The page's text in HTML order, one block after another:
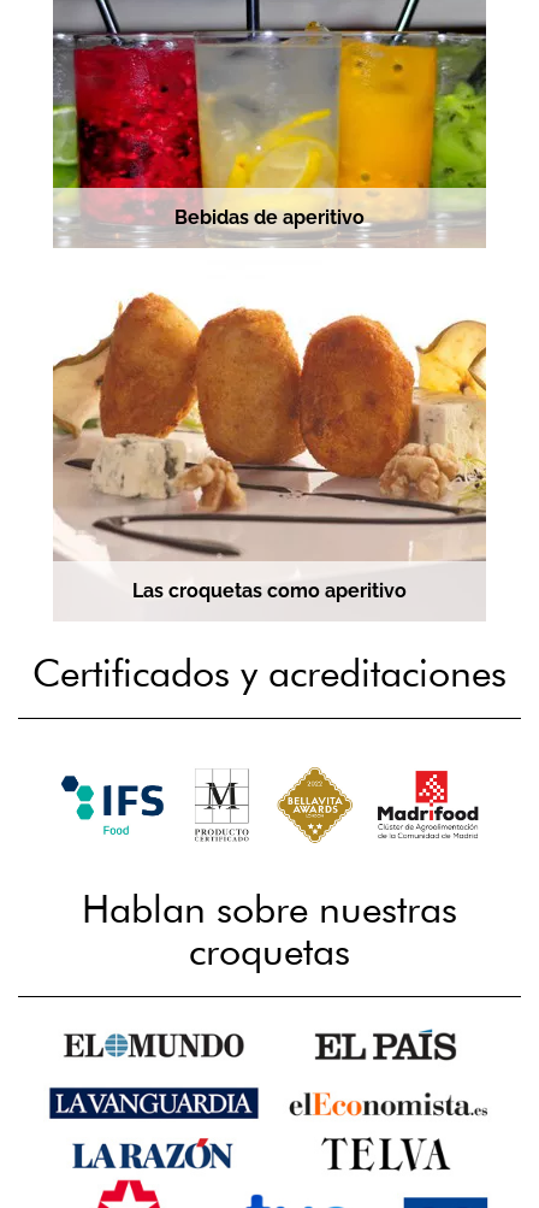
Bebidas de aperitivo
Las croquetas como aperitivo
Certificados y acreditaciones
Hablan sobre nuestras
croquetas